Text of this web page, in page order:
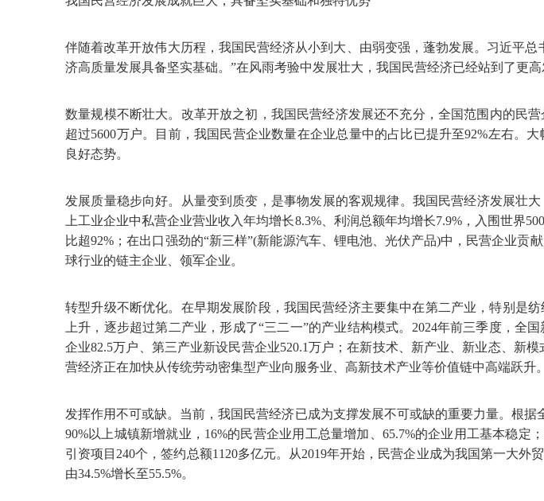
伴随着改革开放伟大历程，我国民营经济从小到大、由弱变强，蓬勃发展。习近平
济高质量发展具备坚实基础。”在风雨考验中发展壮大，我国民营经济已经站到了更高
数量规模不断壮大。改革开放之初，我国民营经济发展还不充分，全国范围内的民
超过5600万户。目前，我国民营企业数量在企业总量中的占比已提升至92%左右。
良好态势。
发展质量稳步向好。从量变到质变，是事物发展的客观规律。我国民营经济发展壮
上工业企业中私营企业营业收入年均增长8.3%、利润总额年均增长7.9%，入围世界
比超92%；在出口强劲的“新三样”(新能源汽车、锂电池、光伏产品)中，民营企业
球行业的链主企业、领军企业。
转型升级不断优化。在早期发展阶段，我国民营经济主要集中在第二产业，特别是
上升，逐步超过第二产业，形成了“三二一”的产业结构模式。2024年前三季度，全
企业82.5万户、第三产业新设民营企业520.1万户；在新技术、新产业、新业态、新
营经济正在加快从传统劳动密集型产业向服务业、高新技术产业等价值链中高端跃升。
发挥作用不可或缺。当前，我国民营经济已成为支撑发展不可或缺的重要力量。根
90%以上城镇新增就业，16%的民营企业用工总量增加、65.7%的企业用工基本稳
引资项目240个，签约总额1120多亿元。从2019年开始，民营企业成为我国第一大
由34.5%增长至55.5%。